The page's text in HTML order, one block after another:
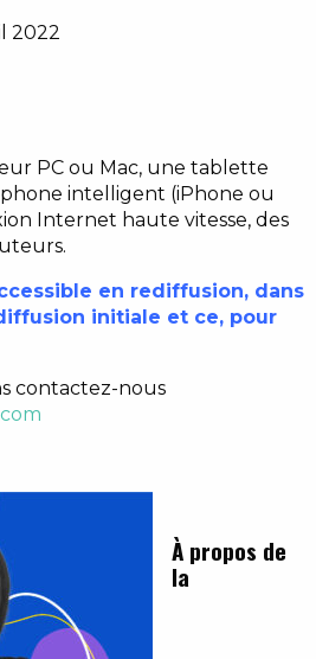
2022
PC ou Mac, une tablette
intelligent (iPhone ou
Internet haute vitesse, des
en rediffusion, dans
initiale et ce, pour
contactez-nous
À propos de
la